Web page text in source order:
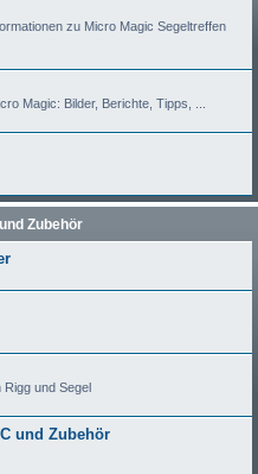
zu Micro Magic Segeltreffen
Magic: Bilder, Berichte, Tipps, ...
Zubehör
und Segel
und Zubehör